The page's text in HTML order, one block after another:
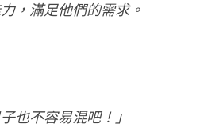
，滿足他們的需求。
也不容易混吧！」